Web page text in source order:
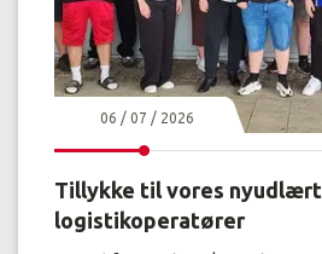
06 / 07 / 2026
Tillykke til vores
logistikoperatører